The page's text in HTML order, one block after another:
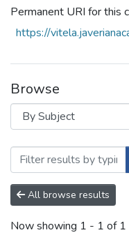
Permanent URI for this
https://
Browse
Browsing
All browse results
Now showing 1 - 1 of 1